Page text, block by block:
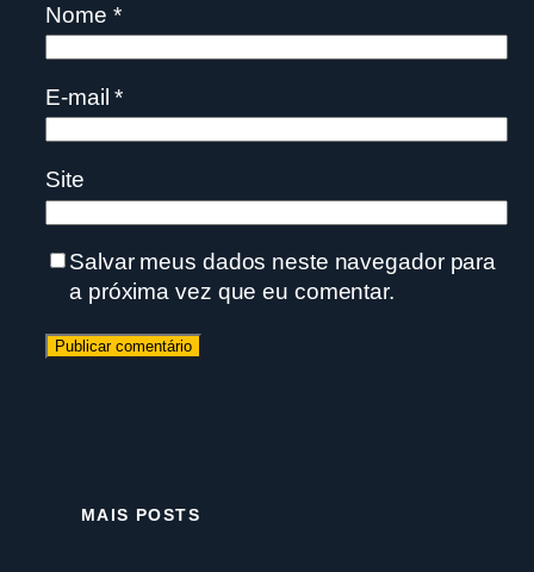
Nome *
E-mail*
Site
Salvar meus dados neste navegador para
a próxima vez que eu comentar.
MAIS POSTS